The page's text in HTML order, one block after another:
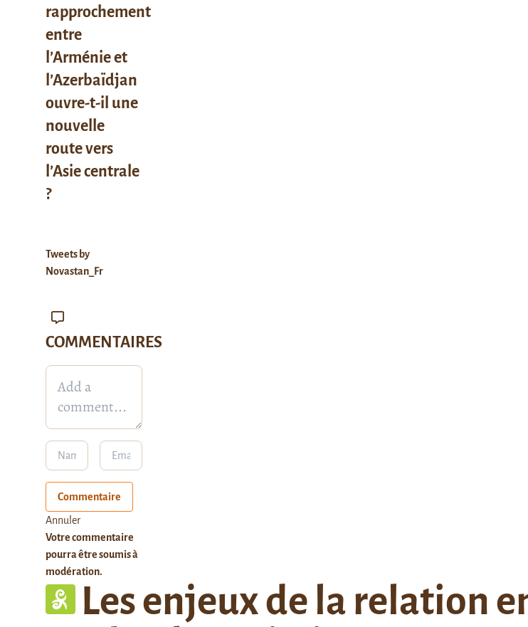
Les enjeux de la relation
rapprochement
entre
l’Arménie et
l’Azerbaïdjan
ouvre-t-il une
nouvelle
route vers
l’Asie centrale
?
Tweets by
Novastan_Fr
COMMENTAIRES
Commentaire
Annuler
Votre commentaire
pourra être soumis à
modération.